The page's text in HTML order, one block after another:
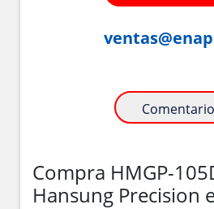
Compra HMGP-
Hansung Precision